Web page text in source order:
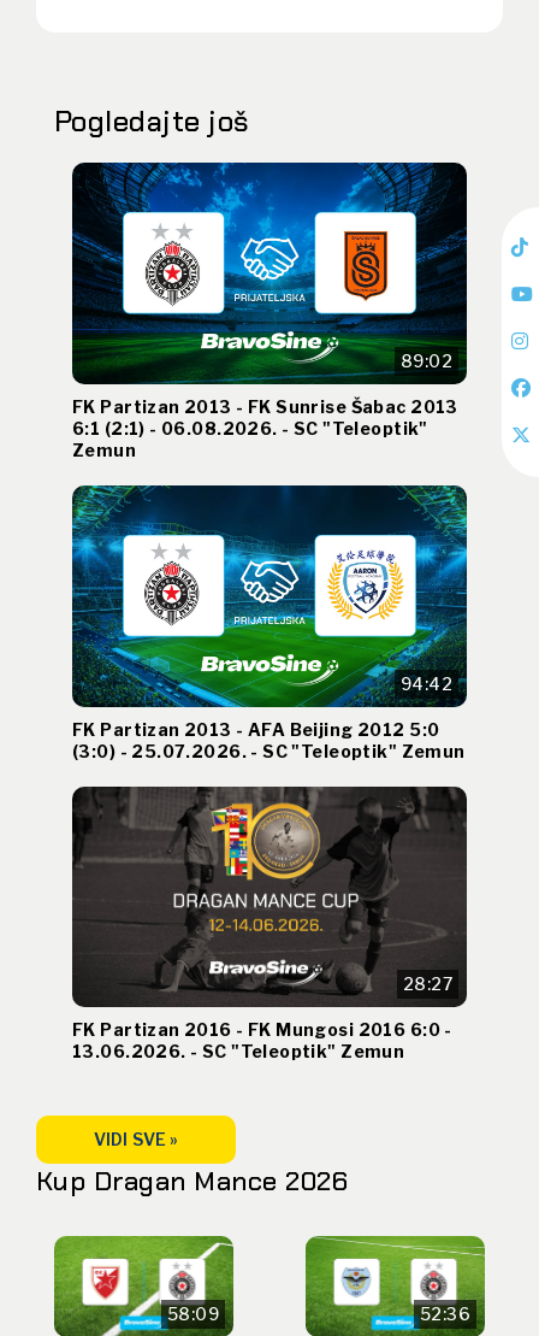
Pogledajte još
89:02
FK Partizan 2013 - FK Sunrise Šabac 2013
6:1 (2:1) - 06.08.2026. - SC "Teleoptik"
Zemun
94:42
FK Partizan 2013 - AFA Beijing 2012 5:0
(3:0) - 25.07.2026. - SC "Teleoptik" Zemun
28:27
FK Partizan 2016 - FK Mungosi 2016 6:0 -
13.06.2026. - SC "Teleoptik" Zemun
VIDI SVE »
Kup Dragan Mance 2026
58:09 52:36